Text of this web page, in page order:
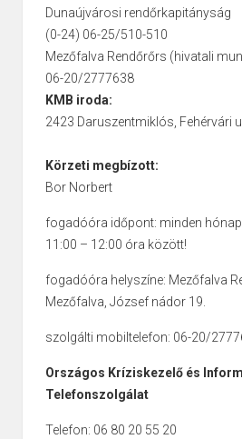
Dunaújvárosi rendőrkapitányság
(0-24) 06-25/510-510
Mezőfalva Rendőrőrs (hivatali
06-20/2777638
KMB iroda:
2423 Daruszentmiklós, Fehérvári
Körzeti megbízott:
Bor Norbert
fogadóóra időpont: minden
11:00 – 12:00 óra között!
fogadóóra helyszíne: Mezőfalva
Mezőfalva, József nádor 19.
szolgálti mobiltelefon: 06-20/
Országos Kríziskezelő és
Telefonszolgálat
Telefon: 06 80 20 55 20